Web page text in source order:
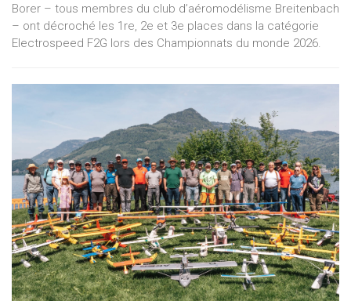
Borer – tous membres du club d’aéromodélisme Breitenbach
– ont décroché les 1re, 2e et 3e places dans la catégorie
Electrospeed F2G lors des Championnats du monde 2026.